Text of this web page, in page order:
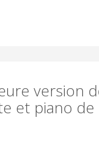
version
et piano de